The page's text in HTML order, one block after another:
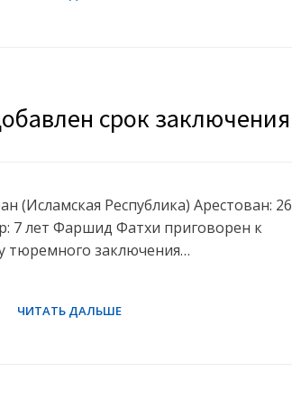
срок заключения
(Исламская Республика) Арестован: 26
7 лет Фаршид Фатхи приговорен к
тюремного заключения…